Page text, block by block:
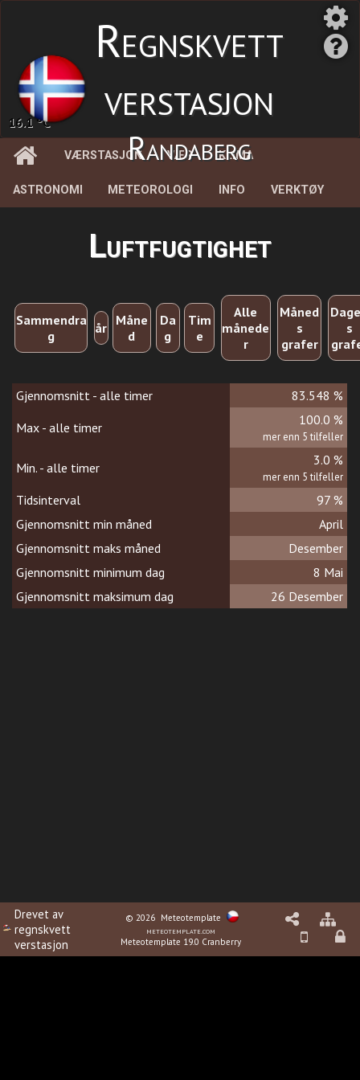
16.1 °C
Regnskvett
verstasjon
Randaberg
VÆRSTASJON VÆR KLIMA
ASTRONOMI METEOROLOGI INFO VERKTØY
Luftfugtighet
Sammendra
g
år Måne
d
Da
g
Tim
e
Alle
månede
r
Måned
s
grafer
s
Gjennomsnitt - alle timer
83.548 %
Max - alle timer
100.0 %
mer enn 5 tilfeller
Min. - alle timer 3.0 %
mer enn 5 tilfeller
Tidsinterval
97 %
Gjennomsnitt min måned
April
Gjennomsnitt maks måned
Desember
Gjennomsnitt minimum dag
8 Mai
Gjennomsnitt maksimum dag
26 Desember
Drevet av
regnskvett
verstasjon
© 2026 Meteotemplate
meteotemplate.com
Meteotemplate 19.0 Cranberry